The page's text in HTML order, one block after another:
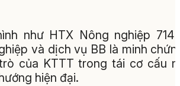
như HTX Nông nghiệp 714
và dịch vụ BB là minh
của KTTT trong tái cơ cấu
hiện đại.